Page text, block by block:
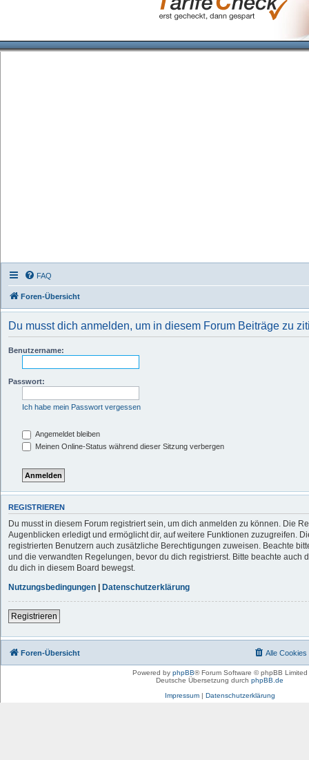
FAQ
Foren-Übersicht
Du musst dich anmelden, um in diesem Forum Beiträge zu
Benutzername:
Passwort:
Ich habe mein Passwort vergessen
Angemeldet bleiben
Meinen Online-Status während dieser Sitzung verbergen
REGISTRIEREN
Du musst in diesem Forum registriert sein, um dich anmelden zu können. Die
Augenblicken erledigt und ermöglicht dir, auf weitere Funktionen zuzugreifen.
registrierten Benutzern auch zusätzliche Berechtigungen zuweisen. Beachte
und die verwandten Regelungen, bevor du dich registrierst. Bitte beachte auch
du dich in diesem Board bewegst.
Nutzungsbedingungen | Datenschutzerklärung
Registrieren
Foren-Übersicht Alle Cookies
Powered by phpBB® Forum Software © phpBB Limited
Deutsche Übersetzung durch phpBB.de
Impressum| Datenschutzerklärung